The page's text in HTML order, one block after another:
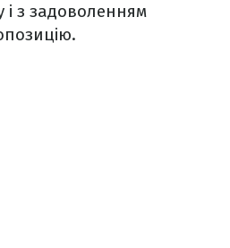
і з задоволенням